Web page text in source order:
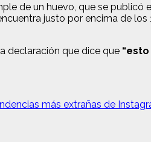
de un huevo, que se
justo por encima de
declaración que dice que
más extrañas de